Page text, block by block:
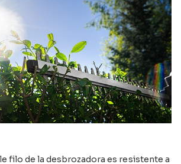
filo de la desbrozadora es resistente a